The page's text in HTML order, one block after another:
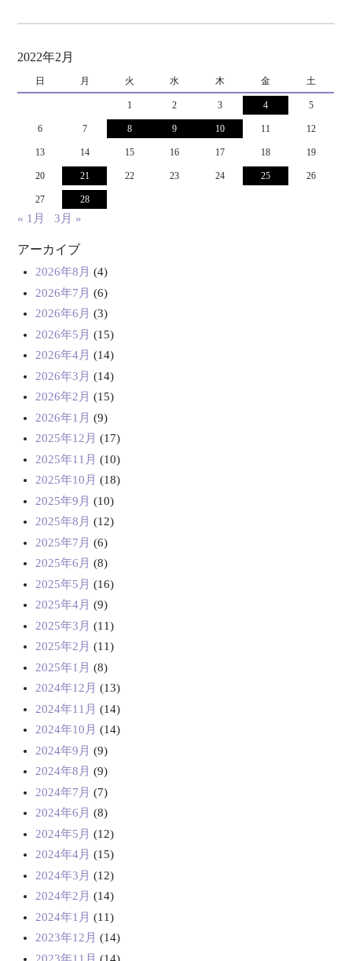
2022年2月
日 月 火 水 木 金 土
1 2 3 4 5
6 7 8 9 10 11 12
13 14 15 16 17 18 19
20 21 22 23 24 25 26
27 28
« 1月 3月 »
アーカイブ
2026年8月 (4)
2026年7月 (6)
2026年6月 (3)
2026年5月 (15)
2026年4月 (14)
2026年3月 (14)
2026年2月 (15)
2026年1月 (9)
2025年12月 (17)
2025年11月 (10)
2025年10月 (18)
2025年9月 (10)
2025年8月 (12)
2025年7月 (6)
2025年6月 (8)
2025年5月 (16)
2025年4月 (9)
2025年3月 (11)
2025年2月 (11)
2025年1月 (8)
2024年12月 (13)
2024年11月 (14)
2024年10月 (14)
2024年9月 (9)
2024年8月 (9)
2024年7月 (7)
2024年6月 (8)
2024年5月 (12)
2024年4月 (15)
2024年3月 (12)
2024年2月 (14)
2024年1月 (11)
2023年12月 (14)
2023年11月 (14)